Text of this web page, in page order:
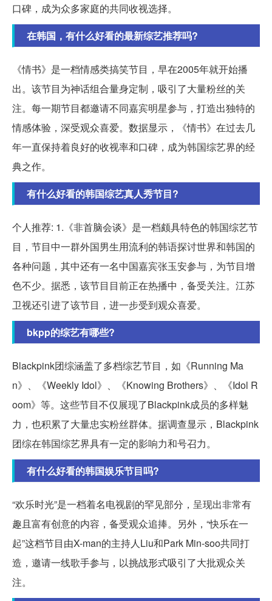
口碑，成为众多家庭的共同收视选择。
在韩国，有什么好看的最新综艺推荐吗?
《情书》是一档情感类搞笑节目，早在2005年就开始播
出。该节目为神话组合量身定制，吸引了大量粉丝的关
注。每一期节目都邀请不同嘉宾明星参与，打造出独特的
情感体验，深受观众喜爱。数据显示，《情书》在过去几
年一直保持着良好的收视率和口碑，成为韩国综艺界的经
典之作。
有什么好看的韩国综艺真人秀节目?
个人推荐: 1.《非首脑会谈》是一档颇具特色的韩国综艺节
目，节目中一群外国男生用流利的韩语探讨世界和韩国的
各种问题，其中还有一名中国嘉宾张玉安参与，为节目增
色不少。据悉，该节目目前正在热播中，备受关注。江苏
卫视还引进了该节目，进一步受到观众喜爱。
bkpp的综艺有哪些?
Blackpink团综涵盖了多档综艺节目，如《Running Ma
n》、《Weekly Idol》、《Knowing Brothers》、《Idol R
oom》等。这些节目不仅展现了Blackpink成员的多样魅
力，也积累了大量忠实粉丝群体。据调查显示，Blackpink
团综在韩国综艺界具有一定的影响力和号召力。
有什么好看的韩国娱乐节目吗?
“欢乐时光”是一档着名电视剧的罕见部分，呈现出非常有
趣且富有创意的内容，备受观众追捧。另外，“快乐在一
起”这档节目由X-man的主持人Liu和Park Min-soo共同打
造，邀请一线歌手参与，以挑战形式吸引了大批观众关
注。